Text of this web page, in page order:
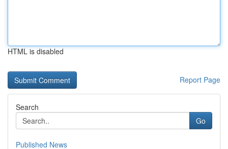
HTML is disabled
Report Page
Search
Go
Published News